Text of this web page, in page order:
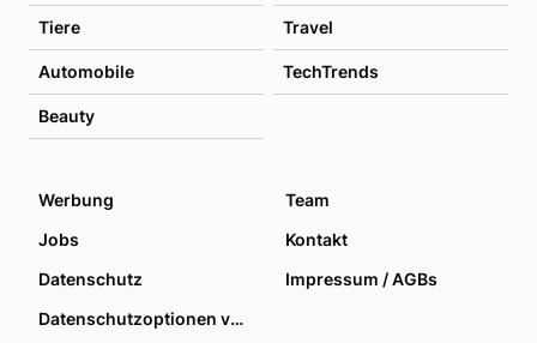
Tiere Travel
Automobile TechTrends
Beauty
Werbung
Team
Jobs
Kontakt
Datenschutz
Impressum / AGBs
Datenschutzoptionen verwalten